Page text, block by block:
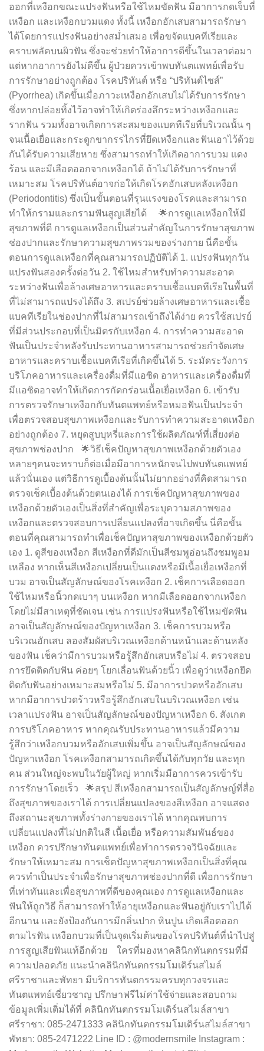
ออกที่เหงือกขณะแปรงฟันหรือใช้ไหมขัดฟัน มีอาการกดเจ็บที่
เหงือก และเหงือกบวมแดง ทั้งนี้ เหงือกอักเสบสามารถรักษา
ได้โดยการแปรงฟันอย่างสม่ำเสมอ เพื่อขจัดแบคทีเรียและ
คราบพลัคบนผิวฟัน ซึ่งจะช่วยทำให้อาการดีขึ้นในเวลาต่อมา
แต่หากอาการยังไม่ดีขึ้น ผู้ป่วยควรเข้าพบทันตแพทย์เพื่อรับ
การรักษาอย่างถูกต้อง โรคปริทันต์ หรือ “ปริทันต์ไซส์”
(Pyorrhea) เกิดขึ้นเมื่อภาวะเหงือกอักเสบไม่ได้รับการรักษา
ซึ่งหากปล่อยทิ้งไว้อาจทำให้เกิดร่องลึกระหว่างเหงือกและ
รากฟัน รวมทั้งอาจเกิดการสะสมของแบคทีเรียที่บริเวณนั้น ๆ
จนเนื้อเยื่อและกระดูกขากรรไกรที่ยึดเหงือกและฟันเอาไว้ด้วย
กันได้รับความเสียหาย ซึ่งสามารถทำให้เกิดอาการบวม แดง
ร้อน และมีเลือดออกจากเหงือกได้ ถ้าไม่ได้รับการรักษาที่
เหมาะสม โรคปริทันต์อาจก่อให้เกิดโรคอักเสบหลังเหงือก
(Periodontitis) ซึ่งเป็นขั้นตอนที่รุนแรงของโรคและสามารถ
ทำให้กรามและกรามฟันสูญเสียได้ 🌟การดูแลเหงือกให้มี
สุขภาพที่ดี การดูแลเหงือกเป็นส่วนสำคัญในการรักษาสุขภาพ
ช่องปากและรักษาความสุขภาพรวมของร่างกาย นี่คือขั้น
ตอนการดูแลเหงือกที่คุณสามารถปฏิบัติได้ 1. แปรงฟันทุกวัน
แปรงฟันสองครั้งต่อวัน 2. ใช้ไหมสำหรับทำความสะอาด
ระหว่างฟันเพื่อล้างเศษอาหารและคราบเชื้อแบคทีเรียในพื้นที่
ที่ไม่สามารถแปรงได้ถึง 3. สเปรย์ช่วยล้างเศษอาหารและเชื้อ
แบคทีเรียในช่องปากที่ไม่สามารถเข้าถึงได้ง่าย ควรใช้สเปรย์
ที่มีส่วนประกอบที่เป็นมิตรกับเหงือก 4. การทำความสะอาด
ฟันเป็นประจำหลังรับประทานอาหารสามารถช่วยกำจัดเศษ
อาหารและคราบเชื้อแบคทีเรียที่เกิดขึ้นได้ 5. ระมัดระวังการ
บริโภคอาหารและเครื่องดื่มที่มีแอซิด อาหารและเครื่องดื่มที่
มีแอซิดอาจทำให้เกิดการกัดกร่อนเนื้อเยื่อเหงือก 6. เข้ารับ
การตรวจรักษาเหงือกกับทันตแพทย์หรือหมอฟันเป็นประจำ
เพื่อตรวจสอบสุขภาพเหงือกและรับการทำความสะอาดเหงือก
อย่างถูกต้อง 7. หยุดสูบบุหรี่และการใช้ผลิตภัณฑ์ที่เสี่ยงต่อ
สุขภาพช่องปาก 🌟วิธีเช็คปัญหาสุขภาพเหงือกด้วยตัวเอง
หลายๆคนจะทราบก็ต่อเมื่อมีอาการหนักจนไปพบทันตแพทย์
แล้วนั่นเอง แต่วิธีการดูเบื้องต้นนั้นไม่ยากอย่างที่คิดสามารถ
ตรวจเช็คเบื้องต้นด้วยตนเองได้ การเช็คปัญหาสุขภาพของ
เหงือกด้วยตัวเองเป็นสิ่งที่สำคัญเพื่อระบุความสภาพของ
เหงือกและตรวจสอบการเปลี่ยนแปลงที่อาจเกิดขึ้น นี่คือขั้น
ตอนที่คุณสามารถทำเพื่อเช็คปัญหาสุขภาพของเหงือกด้วยตัว
เอง 1. ดูสีของเหงือก สีเหงือกที่ดีมักเป็นสีชมพูอ่อนถึงชมพูอม
เหลือง หากเห็นสีเหงือกเปลี่ยนเป็นแดงหรือมีเนื้อเยื่อเหงือกที่
บวม อาจเป็นสัญลักษณ์ของโรคเหงือก 2. เช็คการเลือดออก
ใช้ไหมหรือนิ้วกดเบาๆ บนเหงือก หากมีเลือดออกจากเหงือก
โดยไม่มีสาเหตุที่ชัดเจน เช่น การแปรงฟันหรือใช้ไหมขัดฟัน
อาจเป็นสัญลักษณ์ของปัญหาเหงือก 3. เช็คการบวมหรือ
บริเวณอักเสบ ลองสัมผัสบริเวณเหงือกด้านหน้าและด้านหลัง
ของฟัน เช็คว่ามีการบวมหรือรู้สึกอักเสบหรือไม่ 4. ตรวจสอบ
การยึดติดกับฟัน ค่อยๆ โยกเลื่อนฟันด้วยนิ้ว เพื่อดูว่าเหงือกยึด
ติดกับฟันอย่างเหมาะสมหรือไม่ 5. มีอาการปวดหรืออักเสบ
หากมีอาการปวดร้าวหรือรู้สึกอักเสบในบริเวณเหงือก เช่น
เวลาแปรงฟัน อาจเป็นสัญลักษณ์ของปัญหาเหงือก 6. สังเกต
การบริโภคอาหาร หากคุณรับประทานอาหารแล้วมีความ
รู้สึกว่าเหงือกบวมหรืออักเสบเพิ่มขึ้น อาจเป็นสัญลักษณ์ของ
ปัญหาเหงือก โรคเหงือกสามารถเกิดขึ้นได้กับทุกวัย และทุก
คน ส่วนใหญ่จะพบในวัยผู้ใหญ่ หากเริ่มมีอาการควรเข้ารับ
การรักษาโดยเร็ว 🌟สรุป สีเหงือกสามารถเป็นสัญลักษญ์ที่สื่อ
ถึงสุขภาพของเราได้ การเปลี่ยนแปลงของสีเหงือก อาจแสดง
ถึงสถานะสุขภาพทั้งร่างกายของเราได้ หากคุณพบการ
เปลี่ยนแปลงที่ไม่ปกติในสี เนื้อเยื่อ หรือความสัมพันธ์ของ
เหงือก ควรปรึกษาทันตแพทย์เพื่อทำการตรวจวินิจฉัยและ
รักษาให้เหมาะสม การเช็คปัญหาสุขภาพเหงือกเป็นสิ่งที่คุณ
ควรทำเป็นประจำเพื่อรักษาสุขภาพช่องปากที่ดี เพื่อการรักษา
ที่เท่าทันและเพื่อสุขภาพที่ดีของคุณเอง การดูแลเหงือกและ
ฟันให้ถูกวิธี ก็สามารถทำให้อายุเหงือกและฟันอยู่กับเราไปได้
อีกนาน และยังป้องกันการมีกลิ่นปาก หินปูน เกิดเลือดออก
ตามไรฟัน เหงือกบวมที่เป็นจุดเริ่มต้นของโรคปริทันต์ที่นำไปสู่
การสูญเสียฟันแท้อีกด้วย ใครที่มองหาคลินิกทันตกรรมที่มี
ความปลอดภัย แนะนำคลินิกทันตกรรมโมเดิร์นสไมล์
ศรีราชาและพัทยา มีบริการทันตกรรมครบทุกวงจรและ
ทันตแพทย์เชี่ยวชาญ ปรึกษาฟรีไม่ค่าใช้จ่ายและสอบถาม
ข้อมูลเพิ่มเติ่มได้ที่ คลินิกทันตกรรมโมเดิร์นสไมล์สาขา
ศรีราชา: 085-2471333 คลินิกทันตกรรมโมเดิร์นสไมล์สาขา
พัทยา: 085-2471222 Line ID : @modernsmile Instagram :